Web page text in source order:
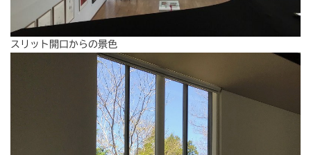
スリット開口からの景色